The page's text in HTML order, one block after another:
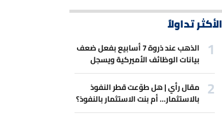
الأكثر تداولاً
الذهب عند ذروة 7 أسابيع بفعل ضعف
بيانات الوظائف الأميركية ويسجل
أفضل مكاسب أسبوعية
مقال رأي | هل طوّعت قطر النفوذ
بالاستثمار... أم بنت الاستثمار بالنفوذ؟